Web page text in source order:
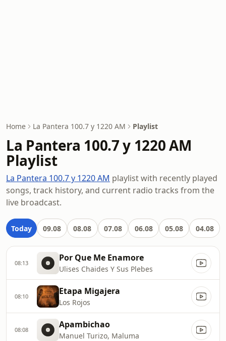
Home La Pantera 100.7 y 1220 AM Playlist
La Pantera 100.7 y 1220 AM
Playlist
La Pantera 100.7 y 1220 AM playlist with recently played
songs, track history, and current radio tracks from the
live broadcast.
Today 09.08 08.08 07.08 06.08 05.08 04.08
08:13 Por Que Me Enamore
Ulises Chaides Y Sus Plebes
08:10 Etapa Migajera
Los Rojos
08:08 Apambichao
Manuel Turizo, Maluma